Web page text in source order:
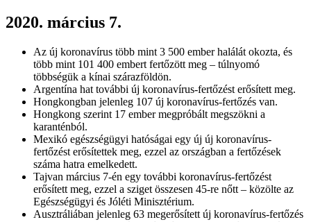
2020. március 7.
Az új koronavírus több mint 3 500 ember halálát okozta, és
több mint 101 400 embert fertőzött meg – túlnyomó
többségük a kínai szárazföldön.
Argentína hat további új koronavírus-fertőzést erősített meg.
Hongkongban jelenleg 107 új koronavírus-fertőzés van.
Hongkong szerint 17 ember megpróbált megszökni a
karanténból.
Mexikó egészségügyi hatóságai egy új új koronavírus-
fertőzést erősítettek meg, ezzel az országban a fertőzések
száma hatra emelkedett.
Tajvan március 7-én egy további koronavírus-fertőzést
erősített meg, ezzel a sziget összesen 45-re nőtt – közölte az
Egészségügyi és Jóléti Minisztérium.
Ausztráliában jelenleg 63 megerősített új koronavírus-fertőzés